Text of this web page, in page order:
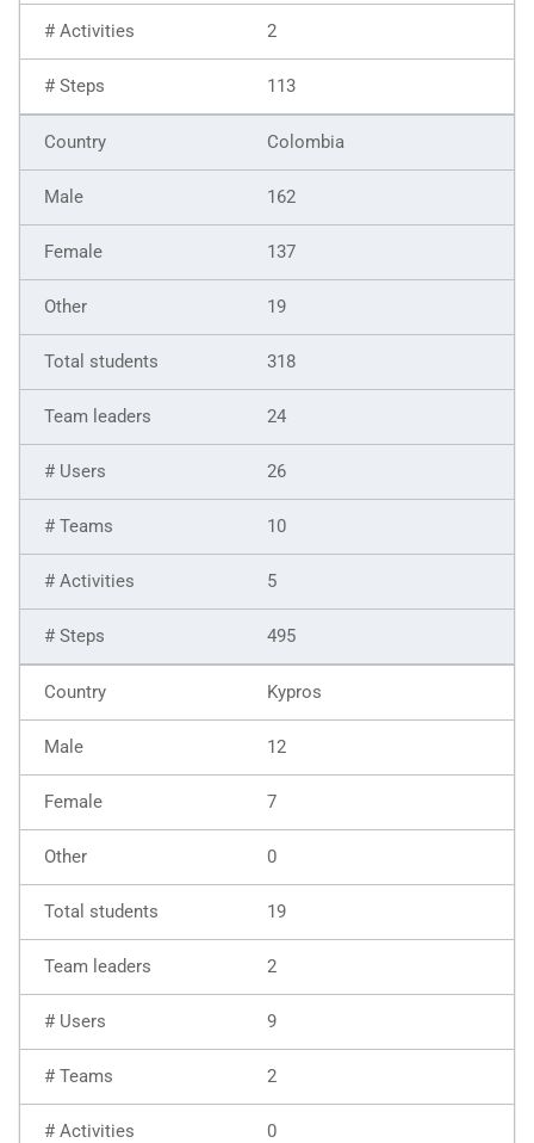
2
113
Colombia
162
137
19
318
24
26
10
5
495
Kypros
12
7
0
19
2
9
2
0